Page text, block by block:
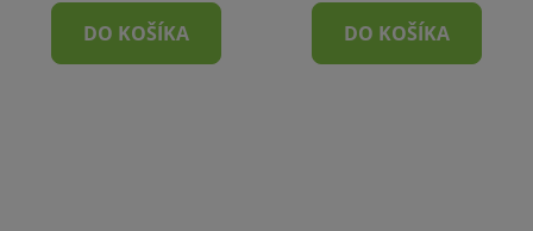
DO KOŠÍKA DO KOŠÍKA